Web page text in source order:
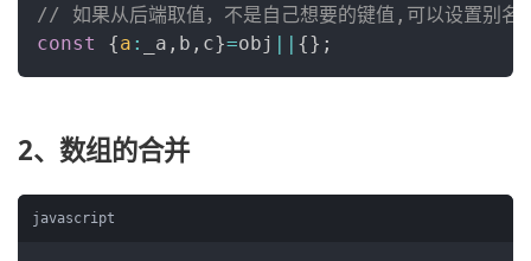
// 如果从后端取值，不是自己想要的键值,可以设置别名,
const
{a : _a , b , c}=obj || {} ;
2、数组的合并
javascript